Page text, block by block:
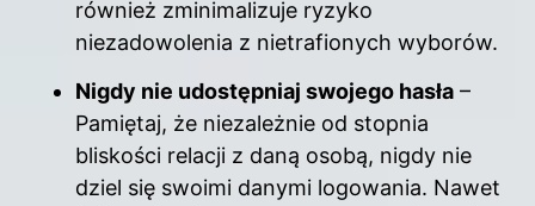
również zminimalizuje ryzyko
niezadowolenia z nietrafionych wyborów.
Nigdy nie udostępniaj swojego hasła –
Pamiętaj, że niezależnie od stopnia
bliskości relacji z daną osobą, nigdy nie
dziel się swoimi danymi logowania. Nawet